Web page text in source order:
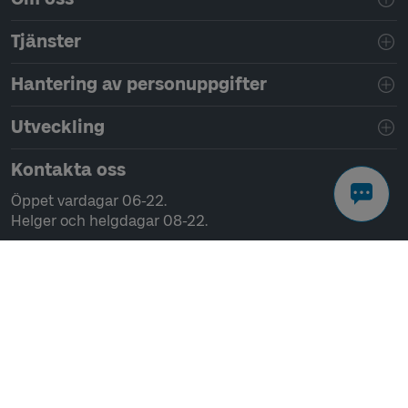
Tjänster
Hantering av personuppgifter
Utveckling
Kontakta oss
Öppet vardagar 06-22.
Helger och helgdagar 08-22.